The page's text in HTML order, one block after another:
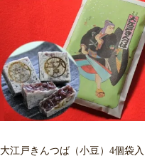
大江戸きんつば（小豆）4個袋入